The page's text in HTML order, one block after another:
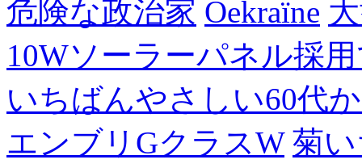
危険な政治家 Oekraïne
10Wソーラーパネル採
いちばんやさしい60代
エンブリGクラスW 菊